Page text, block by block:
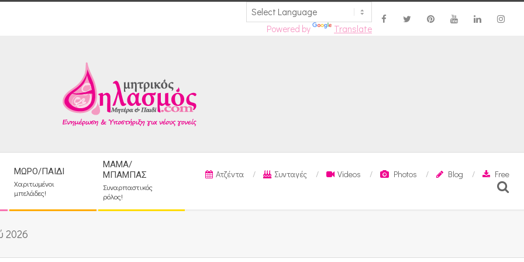
Powered by Translate
ΜΩΡΌ/ΠΑΙΔΊ
Χαριτωμένοι
μπελάδες!
ΜΑΜΆ/
ΜΠΑΜΠΆΣ
Συναρπαστικός
ρόλος!
Ατζέντα Συνταγές Videos Photos Blog
Free
Search
2026